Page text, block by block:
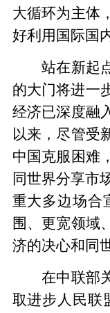
大循环为主体
好利用国际国
站在新起
的大门将进一
经济已深度融
以来，尽管受
中国克服困难
同世界分享市
重大多边场合
围、更宽领域
济的决心和同
在中联部
取进步人民联